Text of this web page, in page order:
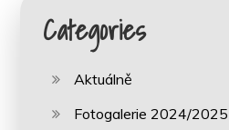
Categories
Aktuálně
Fotogalerie 2024/2025